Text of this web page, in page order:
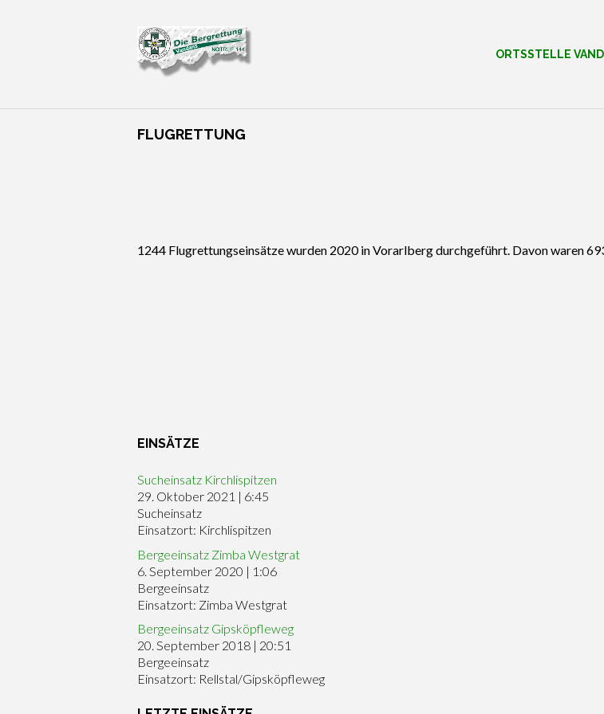
ORTSSTELLE
FLUGRETTUNG
1244 Flugrettungseinsätze wurden 2020 in Vorarlberg durchgeführt. Davon waren
EINSÄTZE
Sucheinsatz Kirchlispitzen
29. Oktober 2021 | 6:45
Sucheinsatz
Einsatzort: Kirchlispitzen
Bergeeinsatz Zimba Westgrat
6. September 2020 | 1:06
Bergeeinsatz
Einsatzort: Zimba Westgrat
Bergeeinsatz Gipsköpfleweg
20. September 2018 | 20:51
Bergeeinsatz
Einsatzort: Rellstal/Gipsköpfleweg